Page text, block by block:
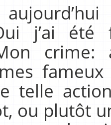
j’ai
crime:
telle
ou plutôt